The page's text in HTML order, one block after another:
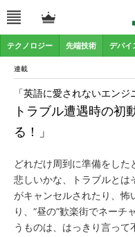
テクノロジー 先端技術 デバイ
連載
トラブル遭遇時の初
る！」
「英語に愛されないエンジ
どれだけ周到に準備をし
悲しいかな、トラブルとは
がキャンセルされたり、怖
り、“昼の”歓楽街でネー
うものは、はっきり言っ